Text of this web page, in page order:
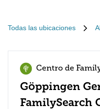
Todas las ubicaciones
Centro de
Göppingen
FamilySearch